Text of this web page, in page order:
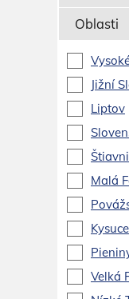
Oblasti
Jižní
Liptov
Malá
Kysuce
Velká